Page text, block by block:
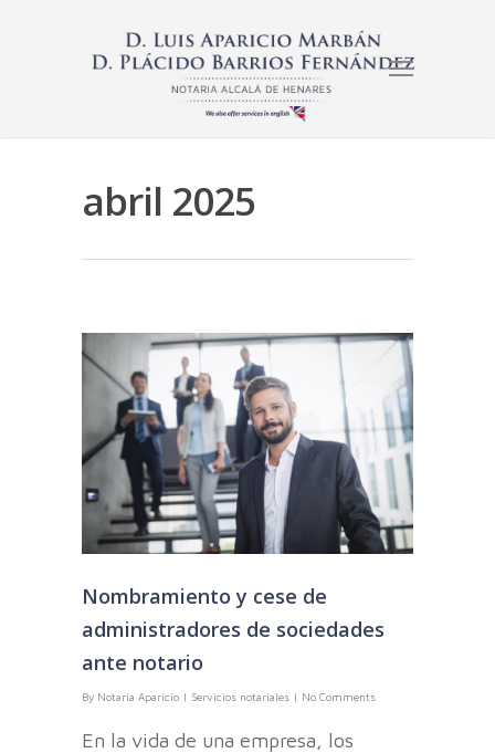
abril 2025
Nombramiento y cese de
administradores de sociedades
ante notario
By Notaría Aparicio | Servicios notariales | No Comments
En la vida de una empresa, los